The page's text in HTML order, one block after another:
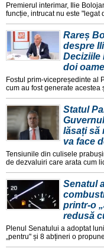
Premierul interimar, Ilie
funcție, intrucat nu este "legat
Rareș
despre
Deciziile
doi
Fostul prim-vicepreședinte al
cum au fost generate acestea
Statul
lăsați să
va face
Tensiunile din culisele
de dezvaluiri care arata cum
Senatul
printr-o
redusă
Plenul Senatului a adoptat
„pentru" și 8 abțineri o